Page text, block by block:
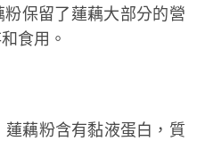
保留了蓮藕大部分的營
食用。
蓮藕粉含有黏液蛋白，質